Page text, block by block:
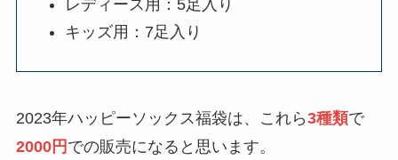
レディース用：5足入り
キッズ用：7足入り
2023年ハッピーソックス福袋は、これら3種類で
2000円 での販売になると思います。